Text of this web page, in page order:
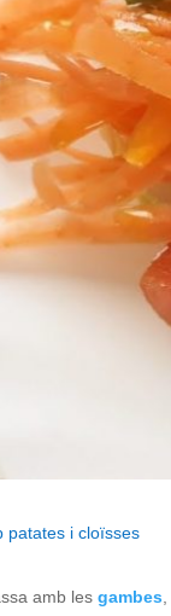
patates i cloïsses
amb lesgambes